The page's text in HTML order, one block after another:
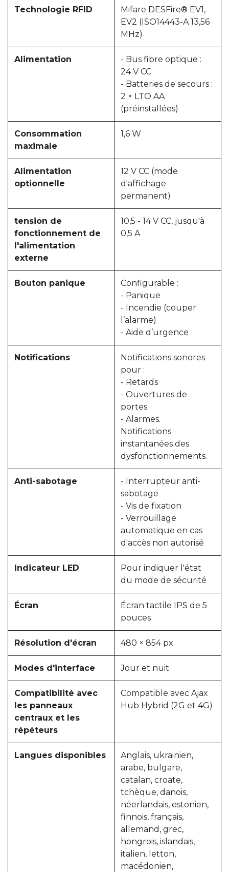
Technologie RFID
Mifare DESFire® EV1,
EV2 (ISO14443-A 13,56
MHz)
Alimentation
- Bus fibre optique :
24 V CC
- Batteries de secours :
2 × LTO AA
(préinstallées)
Consommation
maximale
1,6 W
Alimentation
optionnelle
12 V CC (mode
d'affichage
permanent)
tension de
fonctionnement de
l'alimentation
externe
10,5 - 14 V CC, jusqu'à
0,5 A
Bouton panique
Configurable :
- Panique
- Incendie (couper
l’alarme)
- Aide d’urgence
Notifications
Notifications sonores
pour :
- Retards
- Ouvertures de
portes
- Alarmes.
Notifications
instantanées des
dysfonctionnements.
Anti-sabotage
- Interrupteur anti-
sabotage
- Vis de fixation
- Verrouillage
automatique en cas
d'accès non autorisé
Indicateur LED
Pour indiquer l'état
du mode de sécurité
Écran
Écran tactile IPS de 5
pouces
Résolution d'écran 480 × 854 px
Modes d'interface Jour et nuit
Compatibilité avec
les panneaux
centraux et les
répéteurs
Compatible avec Ajax
Hub Hybrid (2G et 4G)
Langues disponibles
Anglais, ukrainien,
arabe, bulgare,
catalan, croate,
tchèque, danois,
néerlandais, estonien,
finnois, français,
allemand, grec,
hongrois, islandais,
italien, letton,
macédonien,